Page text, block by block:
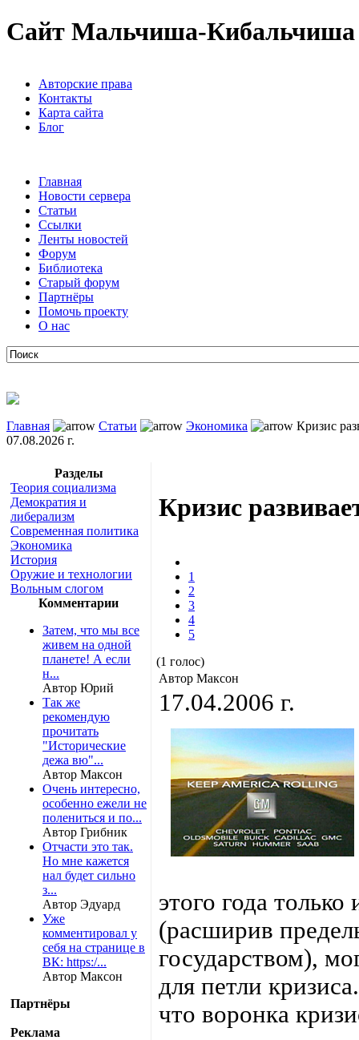
Сайт Мальчиша-Кибальчиша
Авторские права
Контакты
Карта сайта
Блог
Главная
Новости сервера
Статьи
Ссылки
Ленты новостей
Форум
Библиотека
Старый форум
Партнёры
Помочь проекту
О нас
Главная Статьи Экономика
Кризис
07.08.2026 г.
Разделы
Теория социализма
Демократия и
либерализм
Современная политика
Экономика
История
Оружие и технологии
Вольным слогом
Комментарии
Затем, что мы все
живем на одной
планете! А если
н...
Автор Юрий
Так же
рекомендую
прочитать
"Исторические
дежа вю"...
Автор Максон
Очень интересно,
особенно ежели не
полениться и по...
Автор Грибник
Отчасти это так.
Но мне кажется
нал будет сильно
з...
Автор Эдуард
Уже
комментировал у
себя на странице в
ВК: https:/...
Автор Максон
Партнёры
Реклама
Кризис
1
2
3
4
5
(1 голос)
Автор Максон
17.04.2006 г.
этого года
(расширив
государством),
для петли
что воронка